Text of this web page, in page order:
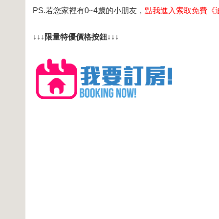
PS.若您家裡有0~4歲的小朋友， 點我進入索取免費《
↓↓↓限量特優價格按鈕↓↓↓